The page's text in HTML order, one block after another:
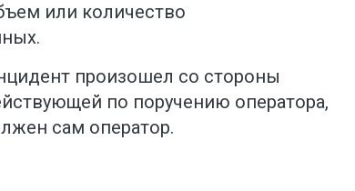
или количество
произошел со стороны
по поручению оператора,
сам оператор.